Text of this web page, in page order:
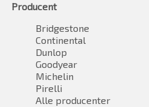
Producent
Bridgestone
Continental
Dunlop
Goodyear
Michelin
Pirelli
Alle producenter